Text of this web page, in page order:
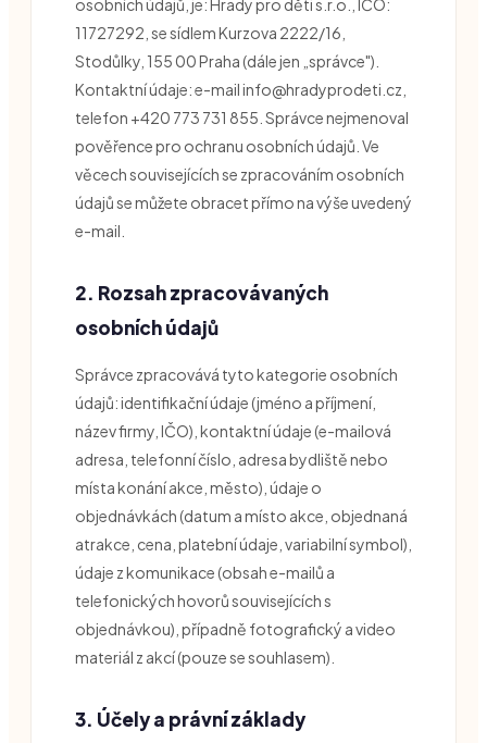
osobních údajů, je: Hrady pro děti s.r.o., IČO:
11727292, se sídlem Kurzova 2222/16,
Stodůlky, 155 00 Praha (dále jen „správce").
Kontaktní údaje: e-mail info@hradyprodeti.cz,
telefon +420 773 731 855. Správce nejmenoval
pověřence pro ochranu osobních údajů. Ve
věcech souvisejících se zpracováním osobních
údajů se můžete obracet přímo na výše uvedený
e-mail.
2. Rozsah zpracovávaných
osobních údajů
Správce zpracovává tyto kategorie osobních
údajů: identifikační údaje (jméno a příjmení,
název firmy, IČO), kontaktní údaje (e-mailová
adresa, telefonní číslo, adresa bydliště nebo
místa konání akce, město), údaje o
objednávkách (datum a místo akce, objednaná
atrakce, cena, platební údaje, variabilní symbol),
údaje z komunikace (obsah e-mailů a
telefonických hovorů souvisejících s
objednávkou), případně fotografický a video
materiál z akcí (pouze se souhlasem).
3. Účely a právní základy